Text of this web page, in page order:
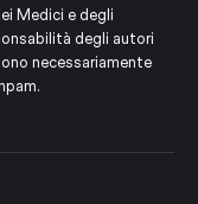
Medici e degli
degli autori
necessariamente